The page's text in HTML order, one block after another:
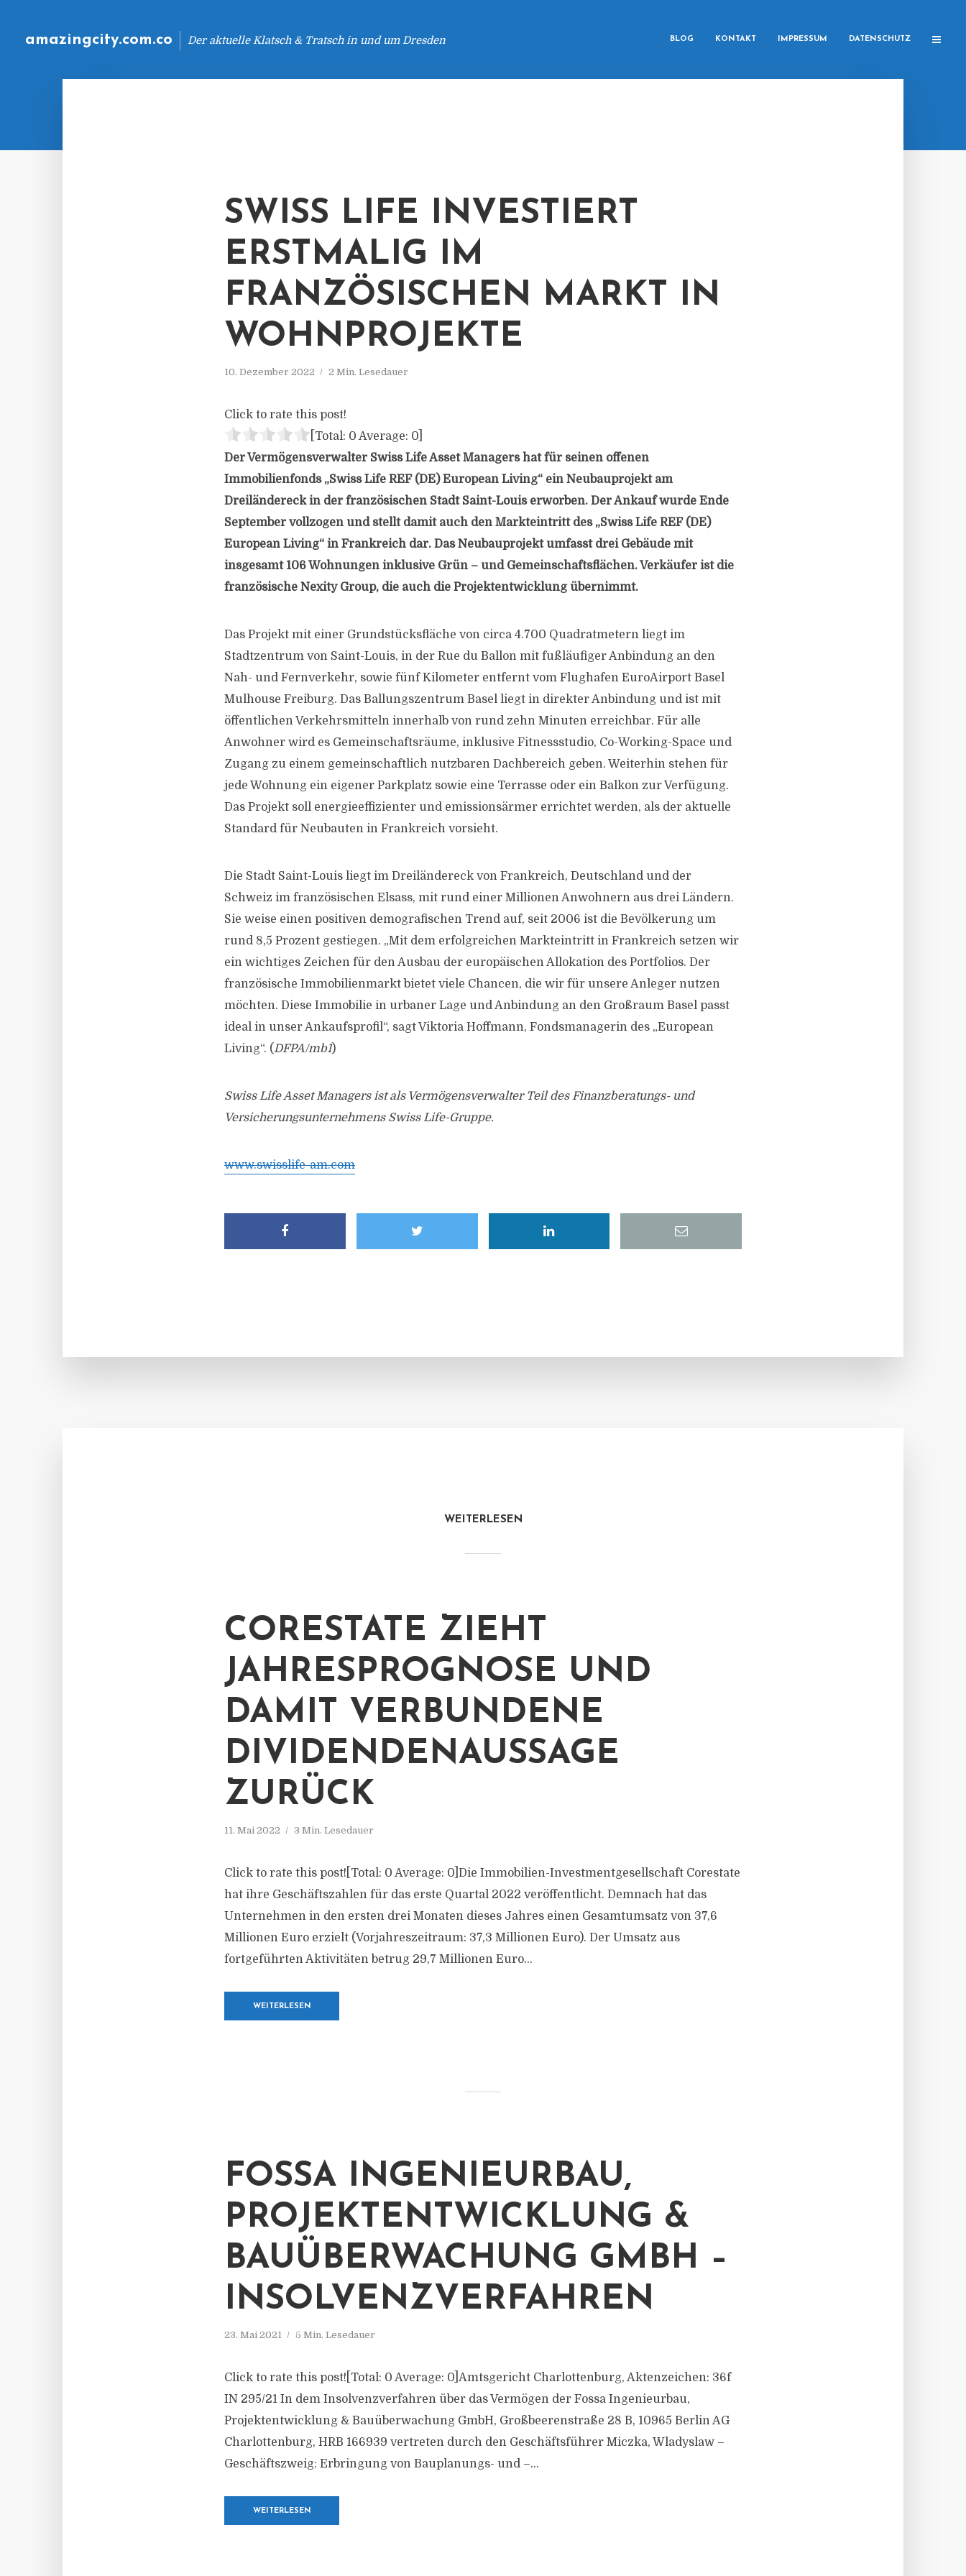
amazingcity.com.co Der aktuelle Klatsch & Tratsch in und um Dresden BLOG KONTAKT IMPRESSUM DATENSCHUTZ
SWISS LIFE INVESTIERT
ERSTMALIG IM
FRANZÖSISCHEN MARKT IN
WOHNPROJEKTE
10. Dezember 2022 2 Min. Lesedauer
Click to rate this post!
[Total: 0 Average: 0
Der Vermögensverwalter Swiss Life Asset Managers hat für seinen offenen
Immobilienfonds „Swiss Life REF (DE) European Living“ ein Neubauprojekt am
Dreiländereck in der französischen Stadt Saint-Louis erworben. Der Ankauf wurde Ende
September vollzogen und stellt damit auch den Markteintritt des „Swiss Life REF (DE)
European Living“ in Frankreich dar. Das Neubauprojekt umfasst drei Gebäude mit
insgesamt 106 Wohnungen inklusive Grün – und Gemeinschaftsflächen. Verkäufer ist die
französische Nexity Group, die auch die Projektentwicklung übernimmt.
Das Projekt mit einer Grundstücksfläche von circa 4.700 Quadratmetern liegt im
Stadtzentrum von Saint-Louis, in der Rue du Ballon mit fußläufiger Anbindung an den
Nah- und Fernverkehr, sowie fünf Kilometer entfernt vom Flughafen EuroAirport Basel
Mulhouse Freiburg. Das Ballungszentrum Basel liegt in direkter Anbindung und ist mit
öffentlichen Verkehrsmitteln innerhalb von rund zehn Minuten erreichbar. Für alle
Anwohner wird es Gemeinschaftsräume, inklusive Fitnessstudio, Co-Working-Space und
Zugang zu einem gemeinschaftlich nutzbaren Dachbereich geben. Weiterhin stehen für
jede Wohnung ein eigener Parkplatz sowie eine Terrasse oder ein Balkon zur Verfügung.
Das Projekt soll energieeffizienter und emissionsärmer errichtet werden, als der aktuelle
Standard für Neubauten in Frankreich vorsieht.
Die Stadt Saint-Louis liegt im Dreiländereck von Frankreich, Deutschland und der
Schweiz im französischen Elsass, mit rund einer Millionen Anwohnern aus drei Ländern.
Sie weise einen positiven demografischen Trend auf, seit 2006 ist die Bevölkerung um
rund 8,5 Prozent gestiegen. „Mit dem erfolgreichen Markteintritt in Frankreich setzen wir
ein wichtiges Zeichen für den Ausbau der europäischen Allokation des Portfolios. Der
französische Immobilienmarkt bietet viele Chancen, die wir für unsere Anleger nutzen
möchten. Diese Immobilie in urbaner Lage und Anbindung an den Großraum Basel passt
ideal in unser Ankaufsprofil“, sagt Viktoria Hoffmann, Fondsmanagerin des „European
Living“. (DFPA/mb1)
Swiss Life Asset Managers ist als Vermögensverwalter Teil des Finanzberatungs- und
Versicherungsunternehmens Swiss Life-Gruppe.
www.swisslife-am.com
WEITERLESEN
CORESTATE ZIEHT
JAHRESPROGNOSE UND
DAMIT VERBUNDENE
DIVIDENDENAUSSAGE
ZURÜCK
11. Mai 2022 3 Min. Lesedauer
Click to rate this post![Total: 0 Average: 0]Die Immobilien-Investmentgesellschaft Corestate
hat ihre Geschäftszahlen für das erste Quartal 2022 veröffentlicht. Demnach hat das
Unternehmen in den ersten drei Monaten dieses Jahres einen Gesamtumsatz von 37,6
Millionen Euro erzielt (Vorjahreszeitraum: 37,3 Millionen Euro). Der Umsatz aus
fortgeführten Aktivitäten betrug 29,7 Millionen Euro...
WEITERLESEN
FOSSA INGENIEURBAU,
PROJEKTENTWICKLUNG &
BAUÜBERWACHUNG GMBH –
INSOLVENZVERFAHREN
23. Mai 2021 5 Min. Lesedauer
Click to rate this post![Total: 0 Average: 0]Amtsgericht Charlottenburg, Aktenzeichen: 36f
IN 295/21 In dem Insolvenzverfahren über das Vermögen der Fossa Ingenieurbau,
Projektentwicklung & Bauüberwachung GmbH, Großbeerenstraße 28 B, 10965 Berlin AG
Charlottenburg, HRB 166939 vertreten durch den Geschäftsführer Miczka, Wladyslaw –
Geschäftszweig: Erbringung von Bauplanungs- und –...
WEITERLESEN